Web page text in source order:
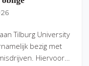
Tilburg University
bezig met
Hiervoor…